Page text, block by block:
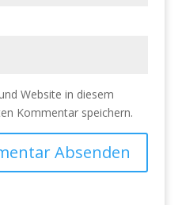
Website in diesem
Kommentar speichern.